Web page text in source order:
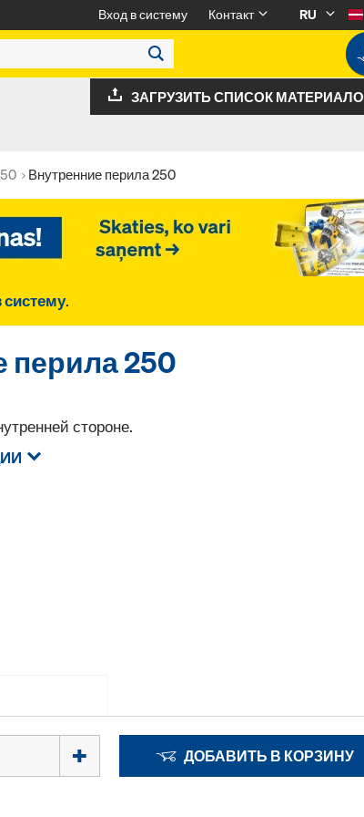
Вход в систему Контакт
RU
ЗАГРУЗИТЬ СПИСОК
Внутренние перила 250
систему.
перила 250
стороне.
ДОБАВИТЬ В КОРЗИНУ